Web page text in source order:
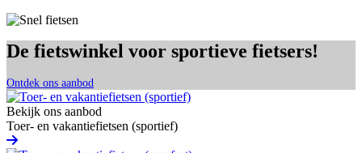
De fietswinkel voor sportieve fietsers!
Ontdek ons aanbod
Bekijk ons aanbod
Toer- en vakantiefietsen (sportief)